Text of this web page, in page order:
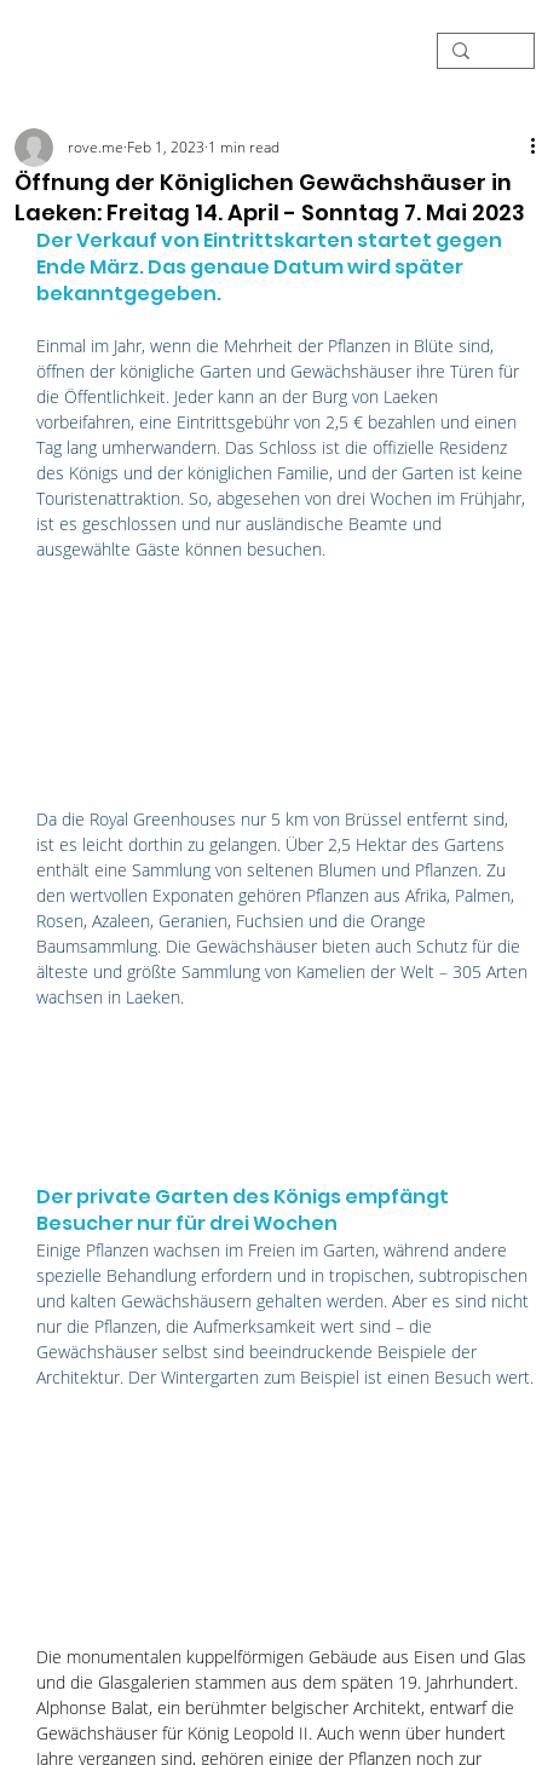
Öffnung der Königlichen Gewächshäuser in
Laeken: Freitag 14. April - Sonntag 7. Mai 2023
rove.me Feb 1, 2023 1 min read
Der Verkauf von Eintrittskarten startet gegen
Ende März. Das genaue Datum wird später
bekanntgegeben.
Einmal im Jahr, wenn die Mehrheit der Pflanzen in Blüte sind,
öffnen der königliche Garten und Gewächshäuser ihre Türen für
die Öffentlichkeit. Jeder kann an der Burg von Laeken
vorbeifahren, eine Eintrittsgebühr von 2,5 € bezahlen und einen
Tag lang umherwandern. Das Schloss ist die offizielle Residenz
des Königs und der königlichen Familie, und der Garten ist keine
Touristenattraktion. So, abgesehen von drei Wochen im Frühjahr,
ist es geschlossen und nur ausländische Beamte und
ausgewählte Gäste können besuchen.
Da die Royal Greenhouses nur 5 km von Brüssel entfernt sind,
ist es leicht dorthin zu gelangen. Über 2,5 Hektar des Gartens
enthält eine Sammlung von seltenen Blumen und Pflanzen. Zu
den wertvollen Exponaten gehören Pflanzen aus Afrika, Palmen,
Rosen, Azaleen, Geranien, Fuchsien und die Orange
Baumsammlung. Die Gewächshäuser bieten auch Schutz für die
älteste und größte Sammlung von Kamelien der Welt – 305 Arten
wachsen in Laeken.
Der private Garten des Königs empfängt
Besucher nur für drei Wochen
Einige Pflanzen wachsen im Freien im Garten, während andere
spezielle Behandlung erfordern und in tropischen, subtropischen
und kalten Gewächshäusern gehalten werden. Aber es sind nicht
nur die Pflanzen, die Aufmerksamkeit wert sind – die
Gewächshäuser selbst sind beeindruckende Beispiele der
Architektur. Der Wintergarten zum Beispiel ist einen Besuch wert.
Die monumentalen kuppelförmigen Gebäude aus Eisen und Glas
und die Glasgalerien stammen aus dem späten 19. Jahrhundert.
Alphonse Balat, ein berühmter belgischer Architekt, entwarf die
Gewächshäuser für König Leopold II. Auch wenn über hundert
Jahre vergangen sind, gehören einige der Pflanzen noch zur